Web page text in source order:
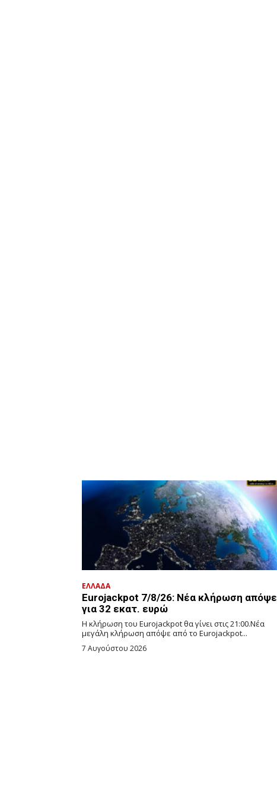
ΕΛΛΑΔΑ
Eurojackpot 7/8/26: Νέα κλήρωση απόψε
για 32 εκατ. ευρώ
Η κλήρωση του Eurojackpot θα γίνει στις 21:00.Νέα
μεγάλη κλήρωση απόψε από το Eurojackpot...
7 Αυγούστου 2026